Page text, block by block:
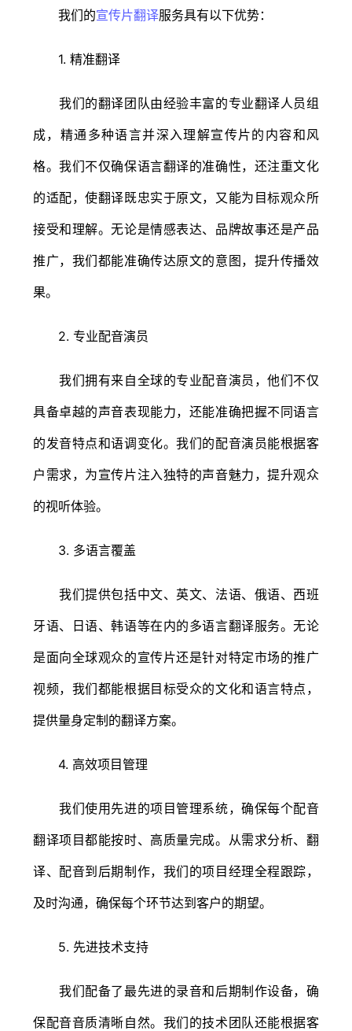
我们的宣传片翻译服务具有以下优势：
1. 精准翻译
我们的翻译团队由经验丰富的专业翻译人员组
成，精通多种语言并深入理解宣传片的内容和风
格。我们不仅确保语言翻译的准确性，还注重文化
的适配，使翻译既忠实于原文，又能为目标观众所
接受和理解。无论是情感表达、品牌故事还是产品
推广，我们都能准确传达原文的意图，提升传播效
果。
2. 专业配音演员
我们拥有来自全球的专业配音演员，他们不仅
具备卓越的声音表现能力，还能准确把握不同语言
的发音特点和语调变化。我们的配音演员能根据客
户需求，为宣传片注入独特的声音魅力，提升观众
的视听体验。
3. 多语言覆盖
我们提供包括中文、英文、法语、俄语、西班
牙语、日语、韩语等在内的多语言翻译服务。无论
是面向全球观众的宣传片还是针对特定市场的推广
视频，我们都能根据目标受众的文化和语言特点，
提供量身定制的翻译方案。
4. 高效项目管理
我们使用先进的项目管理系统，确保每个配音
翻译项目都能按时、高质量完成。从需求分析、翻
译、配音到后期制作，我们的项目经理全程跟踪，
及时沟通，确保每个环节达到客户的期望。
5. 先进技术支持
我们配备了最先进的录音和后期制作设备，确
保配音音质清晰自然。我们的技术团队还能根据客